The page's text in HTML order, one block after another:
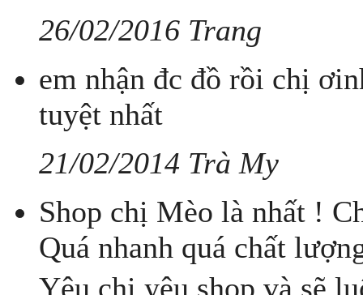
26/02/2016 Trang
em nhận đc đồ rồi chị
tuyệt nhất
21/02/2014 Trà My
Shop chị Mèo là nhất !
Quá nhanh quá chất
Yêu chị yêu shop và sẽ